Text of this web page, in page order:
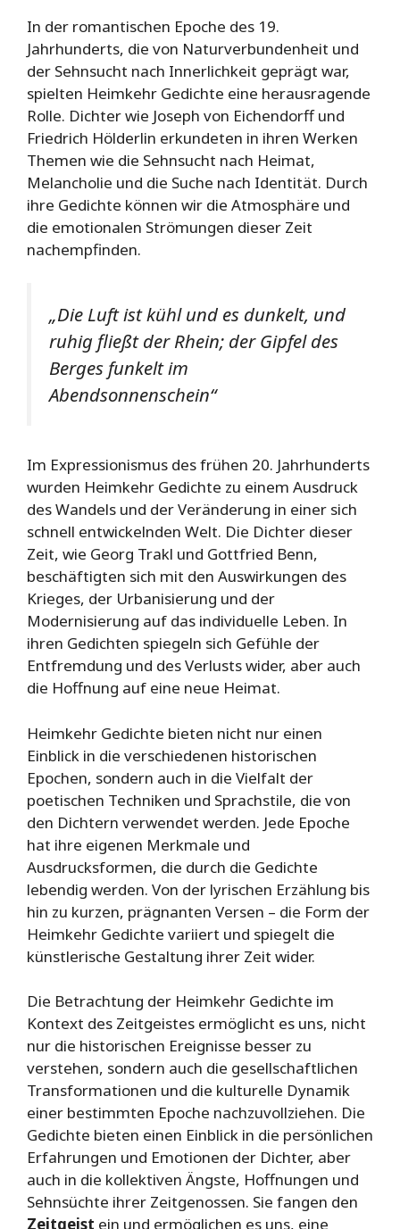
In der romantischen Epoche des 19.
Jahrhunderts, die von Naturverbundenheit und
der Sehnsucht nach Innerlichkeit geprägt war,
spielten Heimkehr Gedichte eine herausragende
Rolle. Dichter wie Joseph von Eichendorff und
Friedrich Hölderlin erkundeten in ihren Werken
Themen wie die Sehnsucht nach Heimat,
Melancholie und die Suche nach Identität. Durch
ihre Gedichte können wir die Atmosphäre und
die emotionalen Strömungen dieser Zeit
nachempfinden.
„Die Luft ist kühl und es dunkelt, und
ruhig fließt der Rhein; der Gipfel des
Berges funkelt im
Abendsonnenschein“
Im Expressionismus des frühen 20. Jahrhunderts
wurden Heimkehr Gedichte zu einem Ausdruck
des Wandels und der Veränderung in einer sich
schnell entwickelnden Welt. Die Dichter dieser
Zeit, wie Georg Trakl und Gottfried Benn,
beschäftigten sich mit den Auswirkungen des
Krieges, der Urbanisierung und der
Modernisierung auf das individuelle Leben. In
ihren Gedichten spiegeln sich Gefühle der
Entfremdung und des Verlusts wider, aber auch
die Hoffnung auf eine neue Heimat.
Heimkehr Gedichte bieten nicht nur einen
Einblick in die verschiedenen historischen
Epochen, sondern auch in die Vielfalt der
poetischen Techniken und Sprachstile, die von
den Dichtern verwendet werden. Jede Epoche
hat ihre eigenen Merkmale und
Ausdrucksformen, die durch die Gedichte
lebendig werden. Von der lyrischen Erzählung bis
hin zu kurzen, prägnanten Versen – die Form der
Heimkehr Gedichte variiert und spiegelt die
künstlerische Gestaltung ihrer Zeit wider.
Die Betrachtung der Heimkehr Gedichte im
Kontext des Zeitgeistes ermöglicht es uns, nicht
nur die historischen Ereignisse besser zu
verstehen, sondern auch die gesellschaftlichen
Transformationen und die kulturelle Dynamik
einer bestimmten Epoche nachzuvollziehen. Die
Gedichte bieten einen Einblick in die persönlichen
Erfahrungen und Emotionen der Dichter, aber
auch in die kollektiven Ängste, Hoffnungen und
Sehnsüchte ihrer Zeitgenossen. Sie fangen den
Zeitgeist ein und ermöglichen es uns, eine